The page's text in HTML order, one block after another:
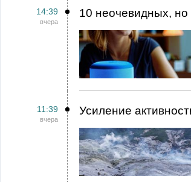
14:39
вчера
10 неочевидных,
11:39
вчера
Усиление